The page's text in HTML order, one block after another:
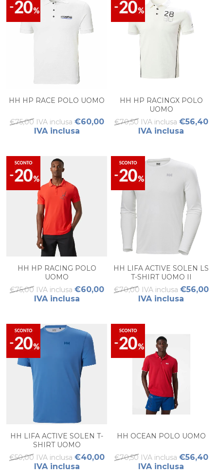
HH HP RACE POLO UOMO
€75,00 IVA inclusa €60,00
IVA inclusa
HH HP RACINGX POLO
UOMO
€70,50 IVA inclusa €56,40
IVA inclusa
HH HP RACING POLO
UOMO
€75,00 IVA inclusa €60,00
IVA inclusa
HH LIFA ACTIVE SOLEN LS
T-SHIRT UOMO II
€70,00 IVA inclusa €56,00
IVA inclusa
HH LIFA ACTIVE SOLEN T-
SHIRT UOMO
€50,00 IVA inclusa €40,00
IVA inclusa
HH OCEAN POLO UOMO
€70,50 IVA inclusa €56,40
IVA inclusa